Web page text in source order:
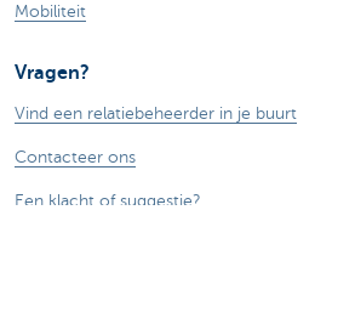
Mobiliteit
Vragen?
Vind een relatiebeheerder in je buurt
Contacteer ons
Een klacht of suggestie?